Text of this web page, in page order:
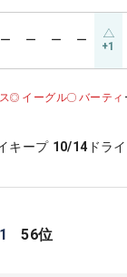
ー ー ー ー +1
イーグル バーティ
キープ 10/14 ドラ
1 56位